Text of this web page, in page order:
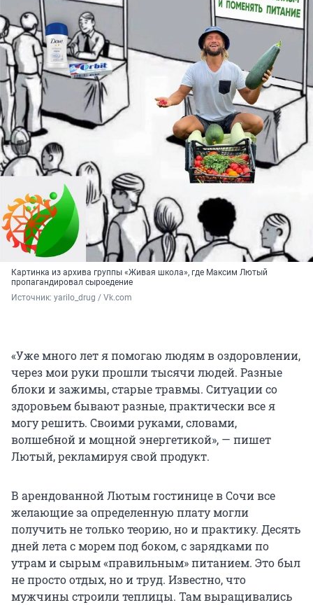
Картинка из архива группы «Живая школа», где Максим Лютый
пропагандировал сыроедение
Источник: yarilo_drug / Vk.com
«Уже много лет я помогаю людям в оздоровлении,
через мои руки прошли тысячи людей. Разные
блоки и зажимы, старые травмы. Ситуации со
здоровьем бывают разные, практически все я
могу решить. Своими руками, словами,
волшебной и мощной энергетикой», — пишет
Лютый, рекламируя свой продукт.
В арендованной Лютым гостинице в Сочи все
желающие за определенную плату могли
получить не только теорию, но и практику. Десять
дней лета с морем под боком, с зарядками по
утрам и сырым «правильным» питанием. Это был
не просто отдых, но и труд. Известно, что
мужчины строили теплицы. Там выращивались